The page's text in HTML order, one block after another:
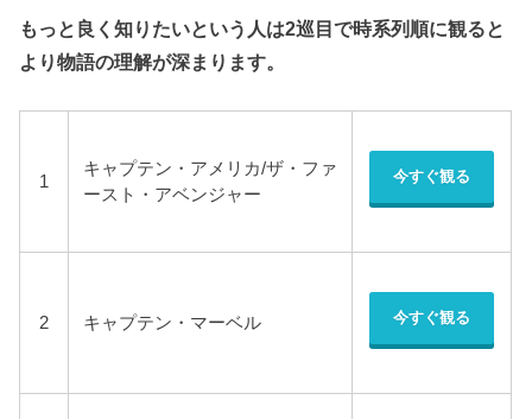
もっと良く知りたいという人は2巡目で時系列順に観ると
より物語の理解が深まります。
1
キャプテン・アメリカ/ザ・ファ
ースト・アベンジャー
今すぐ観る
2 キャプテン・マーベル 今すぐ観る